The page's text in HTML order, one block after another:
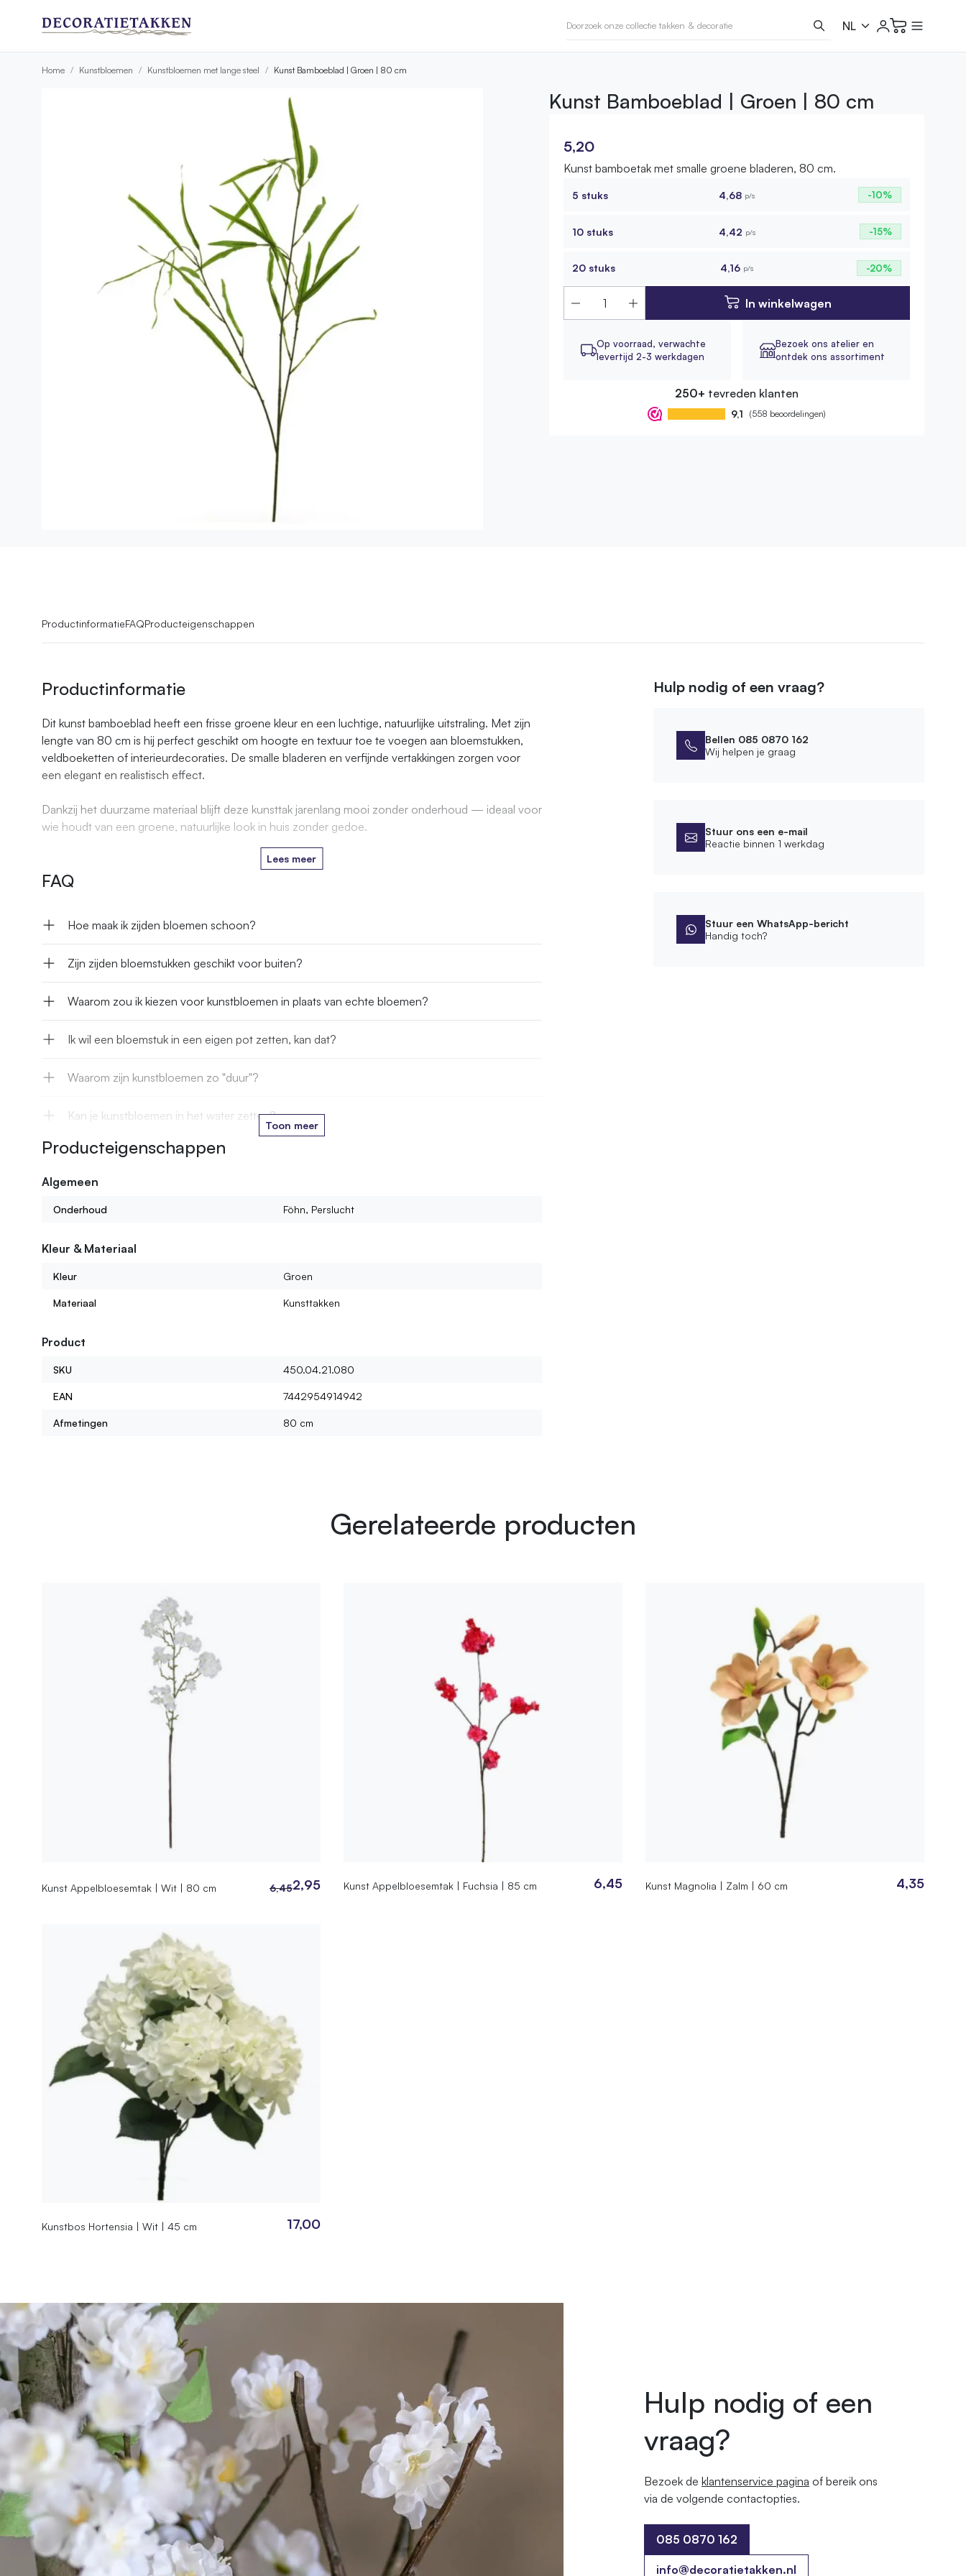
Home Kunstbloemen Kunstbloemen met lange steel Kunst Bamboeblad | Groen | 80 cm
Kunst Bamboeblad | Groen | 80 cm
5,20
Kunst bamboetak met smalle groene bladeren, 80 cm.
5 stuks 4,68 p/s -10%
10 stuks 4,42 p/s -15%
20 stuks 4,16 p/s -20%
In winkelwagen
Op voorraad, verwachte
levertijd 2-3 werkdagen
Bezoek ons atelier en
ontdek ons assortiment
250+ tevreden klanten
9,1 (558 beoordelingen)
ProductinformatieFAQProducteigenschappen
Productinformatie
Dit kunst bamboeblad heeft een frisse groene kleur en een luchtige, natuurlijke uitstraling. Met zijn
lengte van 80 cm is hij perfect geschikt om hoogte en textuur toe te voegen aan bloemstukken,
veldboeketten of interieurdecoraties. De smalle bladeren en verfijnde vertakkingen zorgen voor
een elegant en realistisch effect.
Dankzij het duurzame materiaal blijft deze kunsttak jarenlang mooi zonder onderhoud — ideaal voor
wie houdt van een groene, natuurlijke look in huis zonder gedoe.
Lees meer
FAQ
Hoe maak ik zijden bloemen schoon?
Zijn zijden bloemstukken geschikt voor buiten?
Waarom zou ik kiezen voor kunstbloemen in plaats van echte bloemen?
Ik wil een bloemstuk in een eigen pot zetten, kan dat?
Waarom zijn kunstbloemen zo "duur"?
Kan je kunstbloemen in het water zetten?
Hoe lang gaan jullie kunstbloemen mee?
Toon meer
Producteigenschappen
Algemeen
Onderhoud Föhn, Perslucht
Kleur & Materiaal
Kleur Groen
Materiaal Kunsttakken
Product
SKU 450.04.21.080
EAN 7442954914942
Afmetingen 80 cm
Hulp nodig of een vraag?
Bellen 085 0870 162
Wij helpen je graag
Stuur ons een e-mail
Reactie binnen 1 werkdag
Stuur een WhatsApp-bericht
Handig toch?
Gerelateerde producten
Kunst Appelbloesemtak | Wit | 80 cm 6,452,95 Kunst Appelbloesemtak | Fuchsia | 85 cm 6,45 Kunst Magnolia | Zalm | 60 cm 4,35
Kunstbos Hortensia | Wit | 45 cm 17,00
Hulp nodig of een
vraag?
Bezoek de klantenservice pagina of bereik ons ​​
via de volgende contactopties.
085 0870 162
085 0870 162
info@decoratietakken.nl